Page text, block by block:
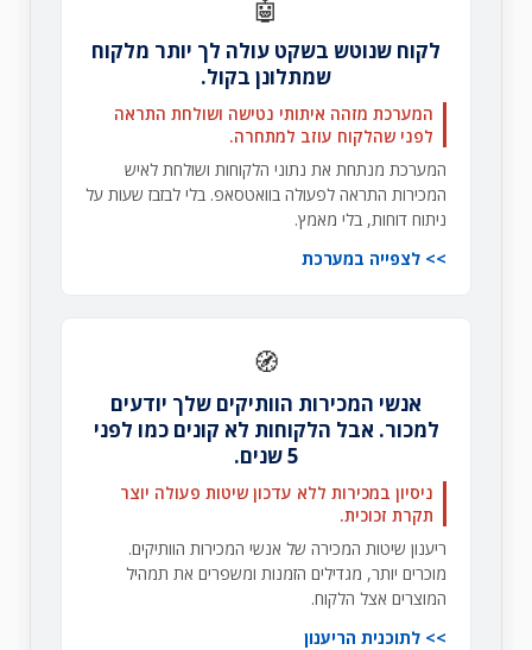
🤖
לקוח שנוטש בשקט עולה לך יותר מלקוח
שמתלונן בקול.
המערכת מזהה איתותי נטישה ושולחת התראה
לפני שהלקוח עוזב למתחרה.
המערכת מנתחת את נתוני הלקוחות ושולחת לאיש
המכירות התראה לפעולה בוואטסאפ. בלי לבזבז שעות על
ניתוח דוחות, בלי מאמץ.
לצפייה במערכת
🧭
אנשי המכירות הוותיקים שלך יודעים
למכור. אבל הלקוחות לא קונים כמו לפני
5 שנים.
ניסיון במכירות ללא עדכון שיטות פעולה יוצר
תקרת זכוכית.
ריענון שיטות המכירה של אנשי המכירות הוותיקים.
מוכרים יותר, מגדילים הזמנות ומשפרים את תמהיל
המוצרים אצל הלקוח.
לתוכנית הריענון